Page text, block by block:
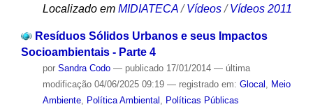
Localizado em MIDIATECA /Vídeos /Vídeos 2011
Resíduos Sólidos Urbanos e seus Impactos
Socioambientais - Parte 4
por Sandra Codo — publicado17/01/2014 — última
modificação04/06/2025 09:19 — registrado em: Glocal
Meio
Ambiente, Política Ambiental Políticas Públicas